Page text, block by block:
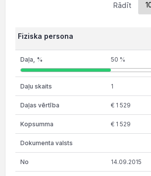
Rādīt
Fiziska persona
50 %
1
€ 1 529
€ 1 529
14.09.2015